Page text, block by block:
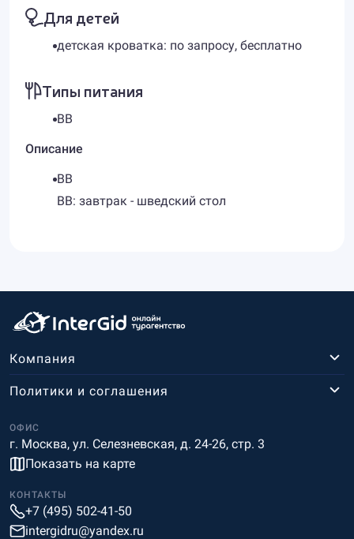
Для детей
детская кроватка: по запросу, бесплатно
Типы питания
BB
Описание
BB
BB: завтрак - шведский стол
Компания
ОФИС
г. Москва, ул. Селезневская, д. 24-26, стр. 3
Показать на карте
Политики и соглашения
КОНТАКТЫ
+7 (495) 502-41-50
intergidru@yandex.ru